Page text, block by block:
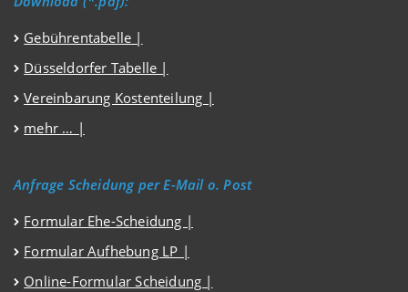
Gebührentabelle |
Düsseldorfer Tabelle |
Vereinbarung Kostenteilung |
mehr … |
Anfrage Scheidung per E-Mail o. Post
Formular Ehe-Scheidung |
Formular Aufhebung LP |
Online-Formular Scheidung |